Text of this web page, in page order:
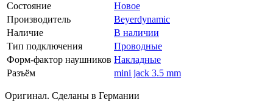
Состояние
Новое
Производитель
Beyerdynamic
Наличие
В наличии
Тип подключения
Проводные
Форм-фактор наушников Накладные
Разъём
mini jack 3.5 mm
Оригинал. Сделаны в Германии